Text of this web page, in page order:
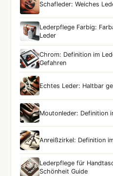
Schafleder: Weiches
Lederpflege Farbig:
Leder
Chrom: Definition im
Gefahren
Echtes Leder: Haltbar
Moutonleder: Definition
Anreißzirkel: Definition
Lederpflege für
Schönheit Guide